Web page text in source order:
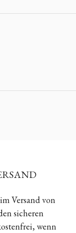
Versand von
sicheren
wenn